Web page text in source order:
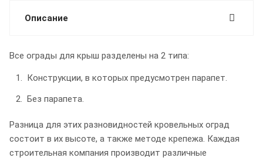
Описание
Все ограды для крыш разделены на 2 типа:
Конструкции, в которых предусмотрен парапет.
Без парапета.
Разница для этих разновидностей кровельных оград
состоит в их высоте, а также методе крепежа. Каждая
строительная компания производит различные